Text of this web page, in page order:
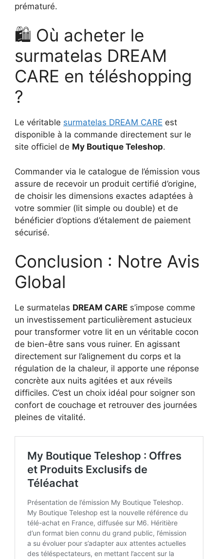
prématuré.
🛍️ Où acheter le
surmatelas DREAM
CARE en téléshopping
?
Le véritable surmatelas DREAM CARE est
disponible à la commande directement sur le
site officiel de My Boutique Teleshop.
Commander via le catalogue de l’émission vous
assure de recevoir un produit certifié d’origine,
de choisir les dimensions exactes adaptées à
votre sommier (lit simple ou double) et de
bénéficier d’options d’étalement de paiement
sécurisé.
Conclusion : Notre Avis
Global
Le surmatelas DREAM CARE s’impose comme
un investissement particulièrement astucieux
pour transformer votre lit en un véritable cocon
de bien-être sans vous ruiner. En agissant
directement sur l’alignement du corps et la
régulation de la chaleur, il apporte une réponse
concrète aux nuits agitées et aux réveils
difficiles. C’est un choix idéal pour soigner son
confort de couchage et retrouver des journées
pleines de vitalité.